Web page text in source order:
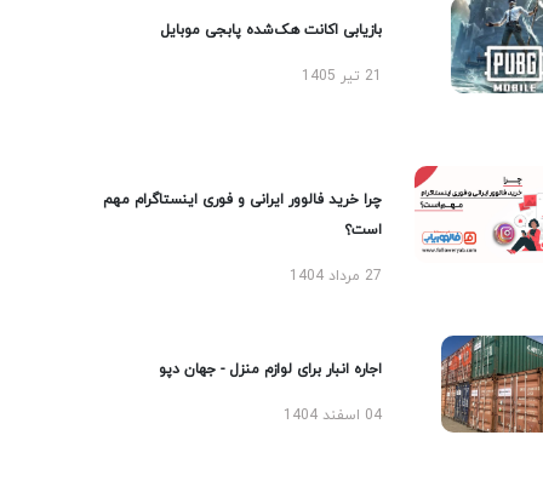
بازیابی اکانت هک‌شده پابجی موبایل
چرا خرید فالوور ایرانی و فوری اینستاگرام مهم
است؟
27 مرداد 1404
اجاره انبار برای لوازم منزل - جهان دپو
04 اسفند 1404